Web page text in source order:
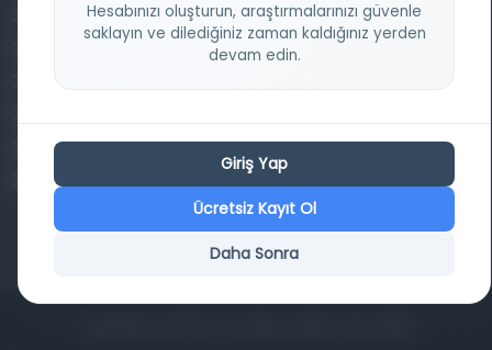
Osmanlica.com
Aruz ve Hece Ölçüsü
Transkripsiyon Alfabesi Çevirisi
Tarihi Dokümanlarda Görüntü İyileştirilmesi
Hesabınızı oluşturun, araştırmalarınızı güvenle
saklayın ve dilediğiniz zaman kaldığınız yerden
devam edin.
Giriş Yap
Ücretsiz Kayıt Ol
Daha Sonra